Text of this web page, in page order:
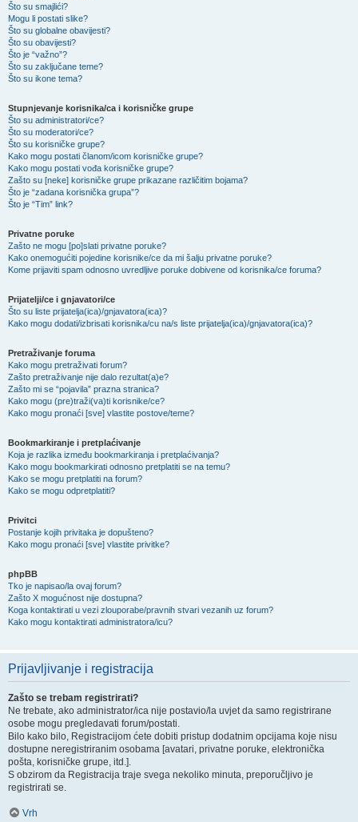
Što su smajlići?
Mogu li postati slike?
Što su globalne obavijesti?
Što su obavijesti?
Što je “važno”?
Što su zaključane teme?
Što su ikone tema?
Stupnjevanje korisnika/ca i korisničke grupe
Što su administratori/ce?
Što su moderatori/ce?
Što su korisničke grupe?
Kako mogu postati članom/icom korisničke grupe?
Kako mogu postati vođa korisničke grupe?
Zašto su [neke] korisničke grupe prikazane različitim bojama?
Što je “zadana korisnička grupa”?
Što je “Tim” link?
Privatne poruke
Zašto ne mogu [po]slati privatne poruke?
Kako onemogućiti pojedine korisnike/ce da mi šalju privatne poruke?
Kome prijaviti spam odnosno uvredljive poruke dobivene od korisnika/ce foruma?
Prijatelji/ce i gnjavatori/ce
Što su liste prijatelja(ica)/gnjavatora(ica)?
Kako mogu dodati/izbrisati korisnika/cu na/s liste prijatelja(ica)/gnjavatora(ica)?
Pretraživanje foruma
Kako mogu pretraživati forum?
Zašto pretraživanje nije dalo rezultat(a)e?
Zašto mi se “pojavila” prazna stranica?
Kako mogu (pre)traži(va)ti korisnike/ce?
Kako mogu pronaći [sve] vlastite postove/teme?
Bookmarkiranje i pretplaćivanje
Koja je razlika između bookmarkiranja i pretplaćivanja?
Kako mogu bookmarkirati odnosno pretplatiti se na temu?
Kako se mogu pretplatiti na forum?
Kako se mogu odpretplatiti?
Privitci
Postanje kojih privitaka je dopušteno?
Kako mogu pronaći [sve] vlastite privitke?
phpBB
Tko je napisao/la ovaj forum?
Zašto X mogućnost nije dostupna?
Koga kontaktirati u vezi zlouporabe/pravnih stvari vezanih uz forum?
Kako mogu kontaktirati administratora/icu?
Prijavljivanje i registracija
Zašto se trebam registrirati?
Ne trebate, ako administrator/ica nije postavio/la uvjet da samo registrirane
osobe mogu pregledavati forum/postati.
Bilo kako bilo, Registracijom ćete dobiti pristup dodatnim opcijama koje nisu
dostupne neregistriranim osobama [avatari, privatne poruke, elektronička
pošta, korisničke grupe, itd.].
S obzirom da Registracija traje svega nekoliko minuta, preporučljivo je
registrirati se.
Vrh